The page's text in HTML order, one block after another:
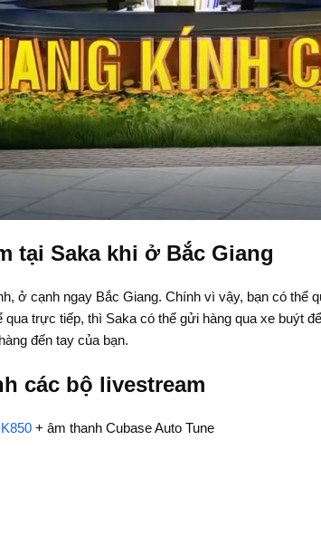
tại Saka khi ở Bắc Giang
ở cạnh ngay Bắc Giang. Chính vì vậy, bạn có thể
qua trực tiếp, thì Saka có thể gửi hàng qua xe buýt
đến tay của bạn.
các bộ livestream
+ âm thanh Cubase Auto Tune